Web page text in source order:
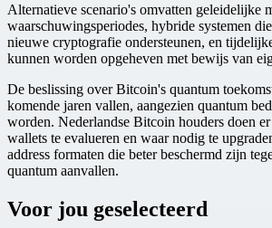
Alternatieve scenario's omvatten geleidelijke
waarschuwingsperiodes, hybride systemen
nieuwe cryptografie ondersteunen, en
kunnen worden opgeheven met bewijs van
De beslissing over Bitcoin's quantum
komende jaren vallen, aangezien quantum
worden. Nederlandse Bitcoin houders doen
wallets te evalueren en waar nodig te
address formaten die beter beschermd zijn
quantum aanvallen.
Voor jou geselecteerd